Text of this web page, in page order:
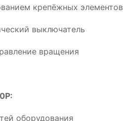
крепёжных элементов
выключатель
вращения
оборудования